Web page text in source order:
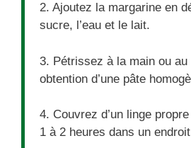
2. Ajoutez la margarine en
sucre, l’eau et le lait.
3. Pétrissez à la main ou au
obtention d’une pâte
4. Couvrez d’un linge
1 à 2 heures dans un